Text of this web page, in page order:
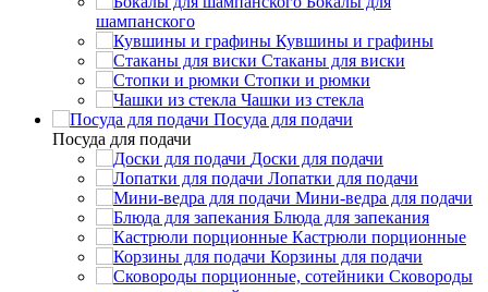
шампанского
Кувшины и графины
Стаканы для виски
Стопки и рюмки
Чашки из стекла
Посуда для подачи
Посуда для подачи
Доски для подачи
Лопатки для подачи
Мини-ведра для подачи
Блюда для запекания
Кастрюли порционные
Корзины для подачи
Сковороды